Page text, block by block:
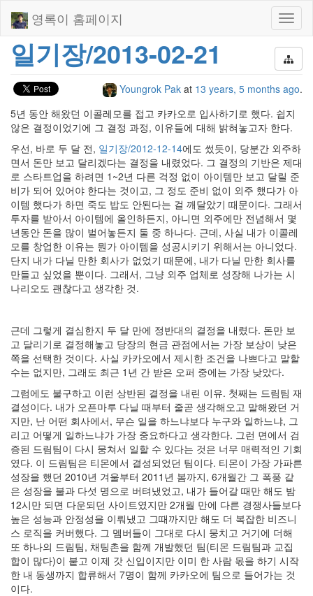
영록이 홈페이지
일기장/2013-02-21
Youngrok Pak at 13 years, 5 months ago.
5년 동안 해왔던 이콜레모를 접고 카카오로 입사하기로 했다. 쉽지
않은 결정이었기에 그 결정 과정, 이유들에 대해 밝혀놓고자 한다.
우선, 바로 두 달 전, 일기장/2012-12-14에도 썼듯이, 당분간 외주하
면서 돈만 보고 달리겠다는 결정을 내렸었다. 그 결정의 기반은 제대
로 스타트업을 하려면 1~2년 다른 걱정 없이 아이템만 보고 달릴 준
비가 되어 있어야 한다는 것이고, 그 정도 준비 없이 외주 했다가 아
이템 했다가 하면 죽도 밥도 안된다는 걸 깨달았기 때문이다. 그래서
투자를 받아서 아이템에 올인하든지, 아니면 외주에만 전념해서 몇
년동안 돈을 많이 벌어놓든지 둘 중 하나다. 근데, 사실 내가 이콜레
모를 창업한 이유는 뭔가 아이템을 성공시키기 위해서는 아니었다.
단지 내가 다닐 만한 회사가 없었기 때문에, 내가 다닐 만한 회사를
만들고 싶었을 뿐이다. 그래서, 그냥 외주 업체로 성장해 나가는 시
나리오도 괜찮다고 생각한 것.
근데 그렇게 결심한지 두 달 만에 정반대의 결정을 내렸다. 돈만 보
고 달리기로 결정해놓고 당장의 현금 관점에서는 가장 보상이 낮은
쪽을 선택한 것이다. 사실 카카오에서 제시한 조건을 나쁘다고 말할
수는 없지만, 그래도 최근 1년 간 받은 오퍼 중에는 가장 낮았다.
그럼에도 불구하고 이런 상반된 결정을 내린 이유. 첫째는 드림팀 재
결성이다. 내가 오픈마루 다닐 때부터 줄곧 생각해오고 말해왔던 거
지만, 난 어떤 회사에서, 무슨 일을 하느냐보다 누구와 일하느냐, 그
리고 어떻게 일하느냐가 가장 중요하다고 생각한다. 그런 면에서 검
증된 드림팀이 다시 뭉쳐서 일할 수 있다는 것은 너무 매력적인 기회
였다. 이 드림팀은 티몬에서 결성되었던 팀이다. 티몬이 가장 가파른
성장을 했던 2010년 겨울부터 2011년 봄까지, 6개월간 그 폭풍 같
은 성장을 불과 다섯 명으로 버텨냈었고, 내가 들어갈 때만 해도 밤
12시만 되면 다운되던 사이트였지만 2개월 만에 다른 경쟁사들보다
높은 성능과 안정성을 이뤄냈고 그때까지만 해도 더 복잡한 비즈니
스 로직을 커버했다. 그 멤버들이 그대로 다시 뭉치고 거기에 더해
또 하나의 드림팀, 채팅촌을 함께 개발했던 팀(티몬 드림팀과 교집
합이 많다)이 붙고 이제 갓 신입이지만 이미 한 사람 몫을 하기 시작
한 내 동생까지 합류해서 7명이 함께 카카오에 팀으로 들어가는 것
이다.